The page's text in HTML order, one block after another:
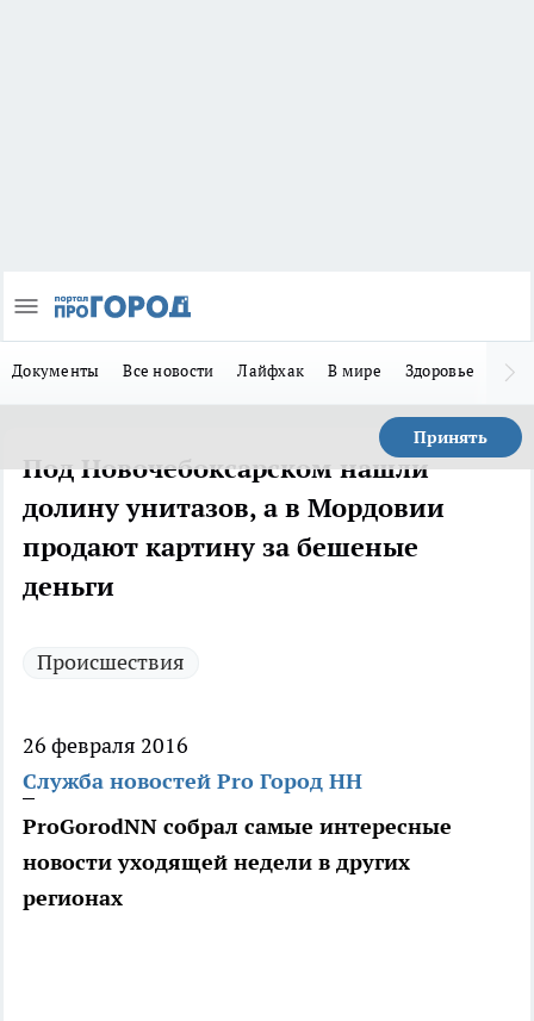
Документы Все новости Лайфхак В мире Здоровье
Принять
Под Новочебоксарском нашли
долину унитазов, а в Мордовии
продают картину за бешеные
деньги
Происшествия
26 февраля 2016
Служба новостей Pro Город НН
ProGorodNN собрал самые интересные
новости уходящей недели в других
регионах